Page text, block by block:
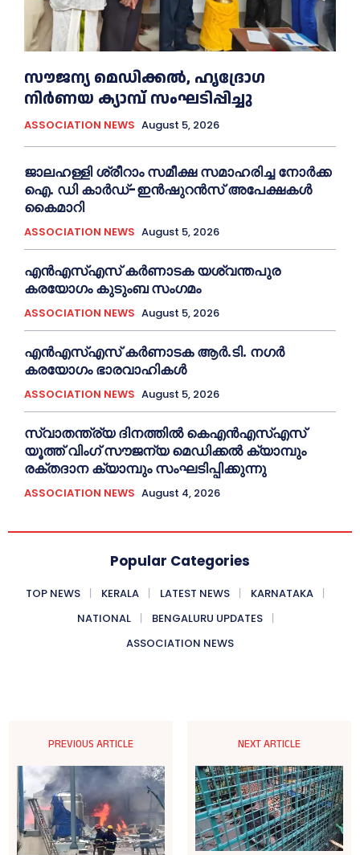
സൗജന്യ മെഡിക്കല്‍, ഹൃദ്രോഗ
നിര്‍ണയ ക്യാമ്പ് സംഘടിപ്പിച്ചു
ASSOCIATION NEWS August 5, 2026
ജാലഹള്ളി ശ്രീറാം സമീക്ഷ സമാഹരിച്ച നോർക്ക
ഐ. ഡി കാർഡ്-ഇന്‍ഷുറന്‍സ് അപേക്ഷകൾ
കൈമാറി
ASSOCIATION NEWS August 5, 2026
എൻഎസ്എസ് കര്‍ണാടക യശ്വന്തപുര
കരയോഗം കുടുംബ സംഗമം
ASSOCIATION NEWS August 5, 2026
എൻഎസ്എസ് കര്‍ണാടക ആർ.ടി. നഗർ
കരയോഗം ഭാരവാഹികള്‍
ASSOCIATION NEWS August 5, 2026
സ്വാതന്ത്ര്യ ദിനത്തിൽ കെഎൻഎസ്എസ്
യൂത്ത് വിംഗ് സൗജന്യ മെഡിക്കൽ ക്യാമ്പും
രക്തദാന ക്യാമ്പും സംഘടിപ്പിക്കുന്നു
ASSOCIATION NEWS August 4, 2026
Popular Categories
TOP NEWS KERALA LATEST NEWS
KARNATAKA
NATIONAL
BENGALURU UPDATES
ASSOCIATION NEWS
PREVIOUS ARTICLE NEXT ARTICLE